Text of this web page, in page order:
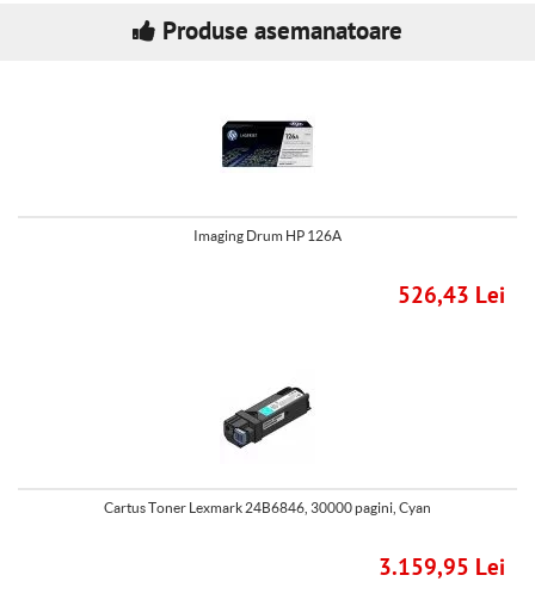
Produse asemanatoare
Imaging Drum HP 126A
526,43 Lei
Cartus Toner Lexmark 24B6846, 30000 pagini, Cyan
3.159,95 Lei